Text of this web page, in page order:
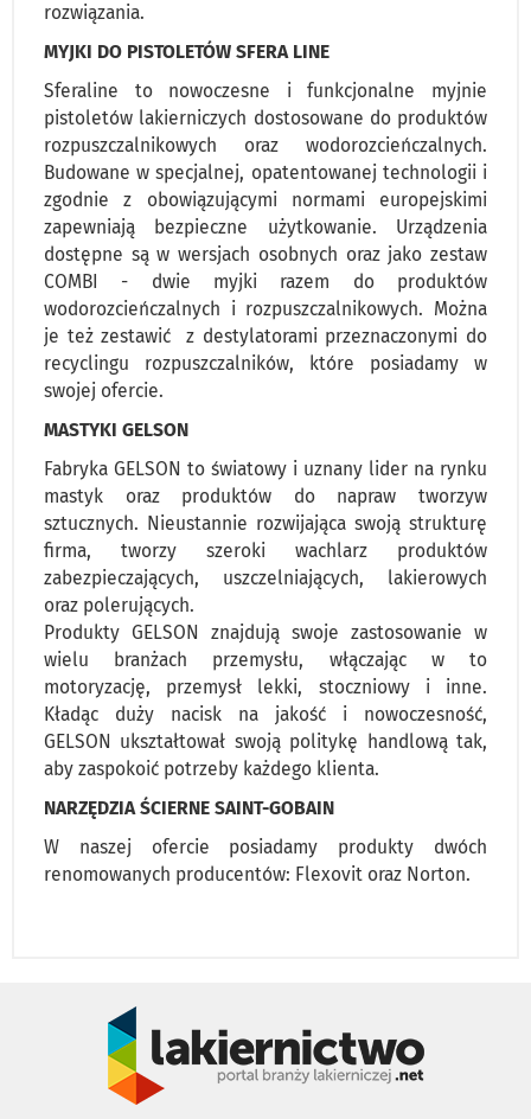
rozwiązania.
MYJKI DO PISTOLETÓW SFERA LINE
Sferaline to nowoczesne i funkcjonalne myjnie
pistoletów lakierniczych dostosowane do produktów
rozpuszczalnikowych oraz wodorozcieńczalnych.
Budowane w specjalnej, opatentowanej technologii i
zgodnie z obowiązującymi normami europejskimi
zapewniają bezpieczne użytkowanie. Urządzenia
dostępne są w wersjach osobnych oraz jako zestaw
COMBI - dwie myjki razem do produktów
wodorozcieńczalnych i rozpuszczalnikowych. Można
je też zestawić z destylatorami przeznaczonymi do
recyclingu rozpuszczalników, które posiadamy w
swojej ofercie.
MASTYKI GELSON
Fabryka GELSON to światowy i uznany lider na rynku
mastyk oraz produktów do napraw tworzyw
sztucznych. Nieustannie rozwijająca swoją strukturę
firma, tworzy szeroki wachlarz produktów
zabezpieczających, uszczelniających, lakierowych
oraz polerujących.
Produkty GELSON znajdują swoje zastosowanie w
wielu branżach przemysłu, włączając w to
motoryzację, przemysł lekki, stoczniowy i inne.
Kładąc duży nacisk na jakość i nowoczesność,
GELSON ukształtował swoją politykę handlową tak,
aby zaspokoić potrzeby każdego klienta.
NARZĘDZIA ŚCIERNE SAINT-GOBAIN
W naszej ofercie posiadamy produkty dwóch
renomowanych producentów: Flexovit oraz Norton.